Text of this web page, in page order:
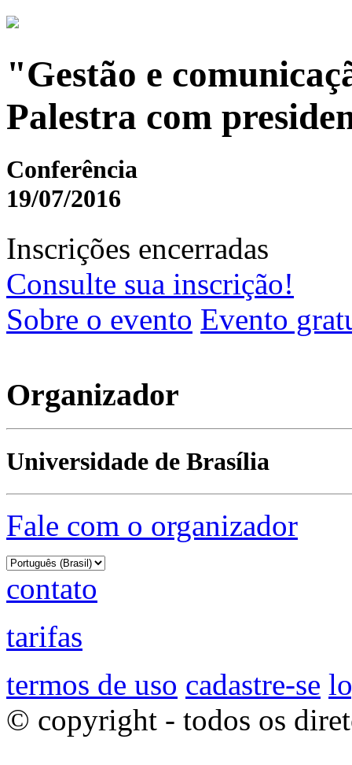
"Gestão e
Palestra com
Conferência
19/07/2016
Inscrições encerradas
Consulte sua inscrição!
Sobre o evento Evento
Organizador
Universidade de Brasília
Fale com o organizador
contato
tarifas
termos de uso cadastre-se
© copyright - todos os